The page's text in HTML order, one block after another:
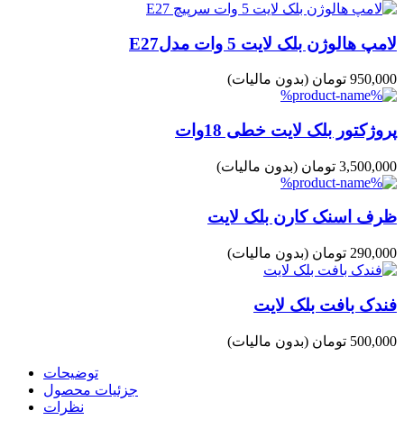
لامپ هالوژن بلک لایت 5 وات مدلE27
950,000 تومان (بدون مالیات)
پروژکتور بلک لایت خطی 18وات
3,500,000 تومان (بدون مالیات)
ظرف اسنک کارن بلک لایت
290,000 تومان (بدون مالیات)
فندک بافت بلک لایت
500,000 تومان (بدون مالیات)
توضیحات
جزئیات محصول
نظرات